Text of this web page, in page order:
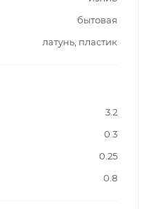
бытовая
латунь, пластик
3.2
0.3
0.25
0.8